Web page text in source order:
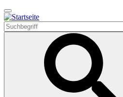
Direkt
zum
Inhalt